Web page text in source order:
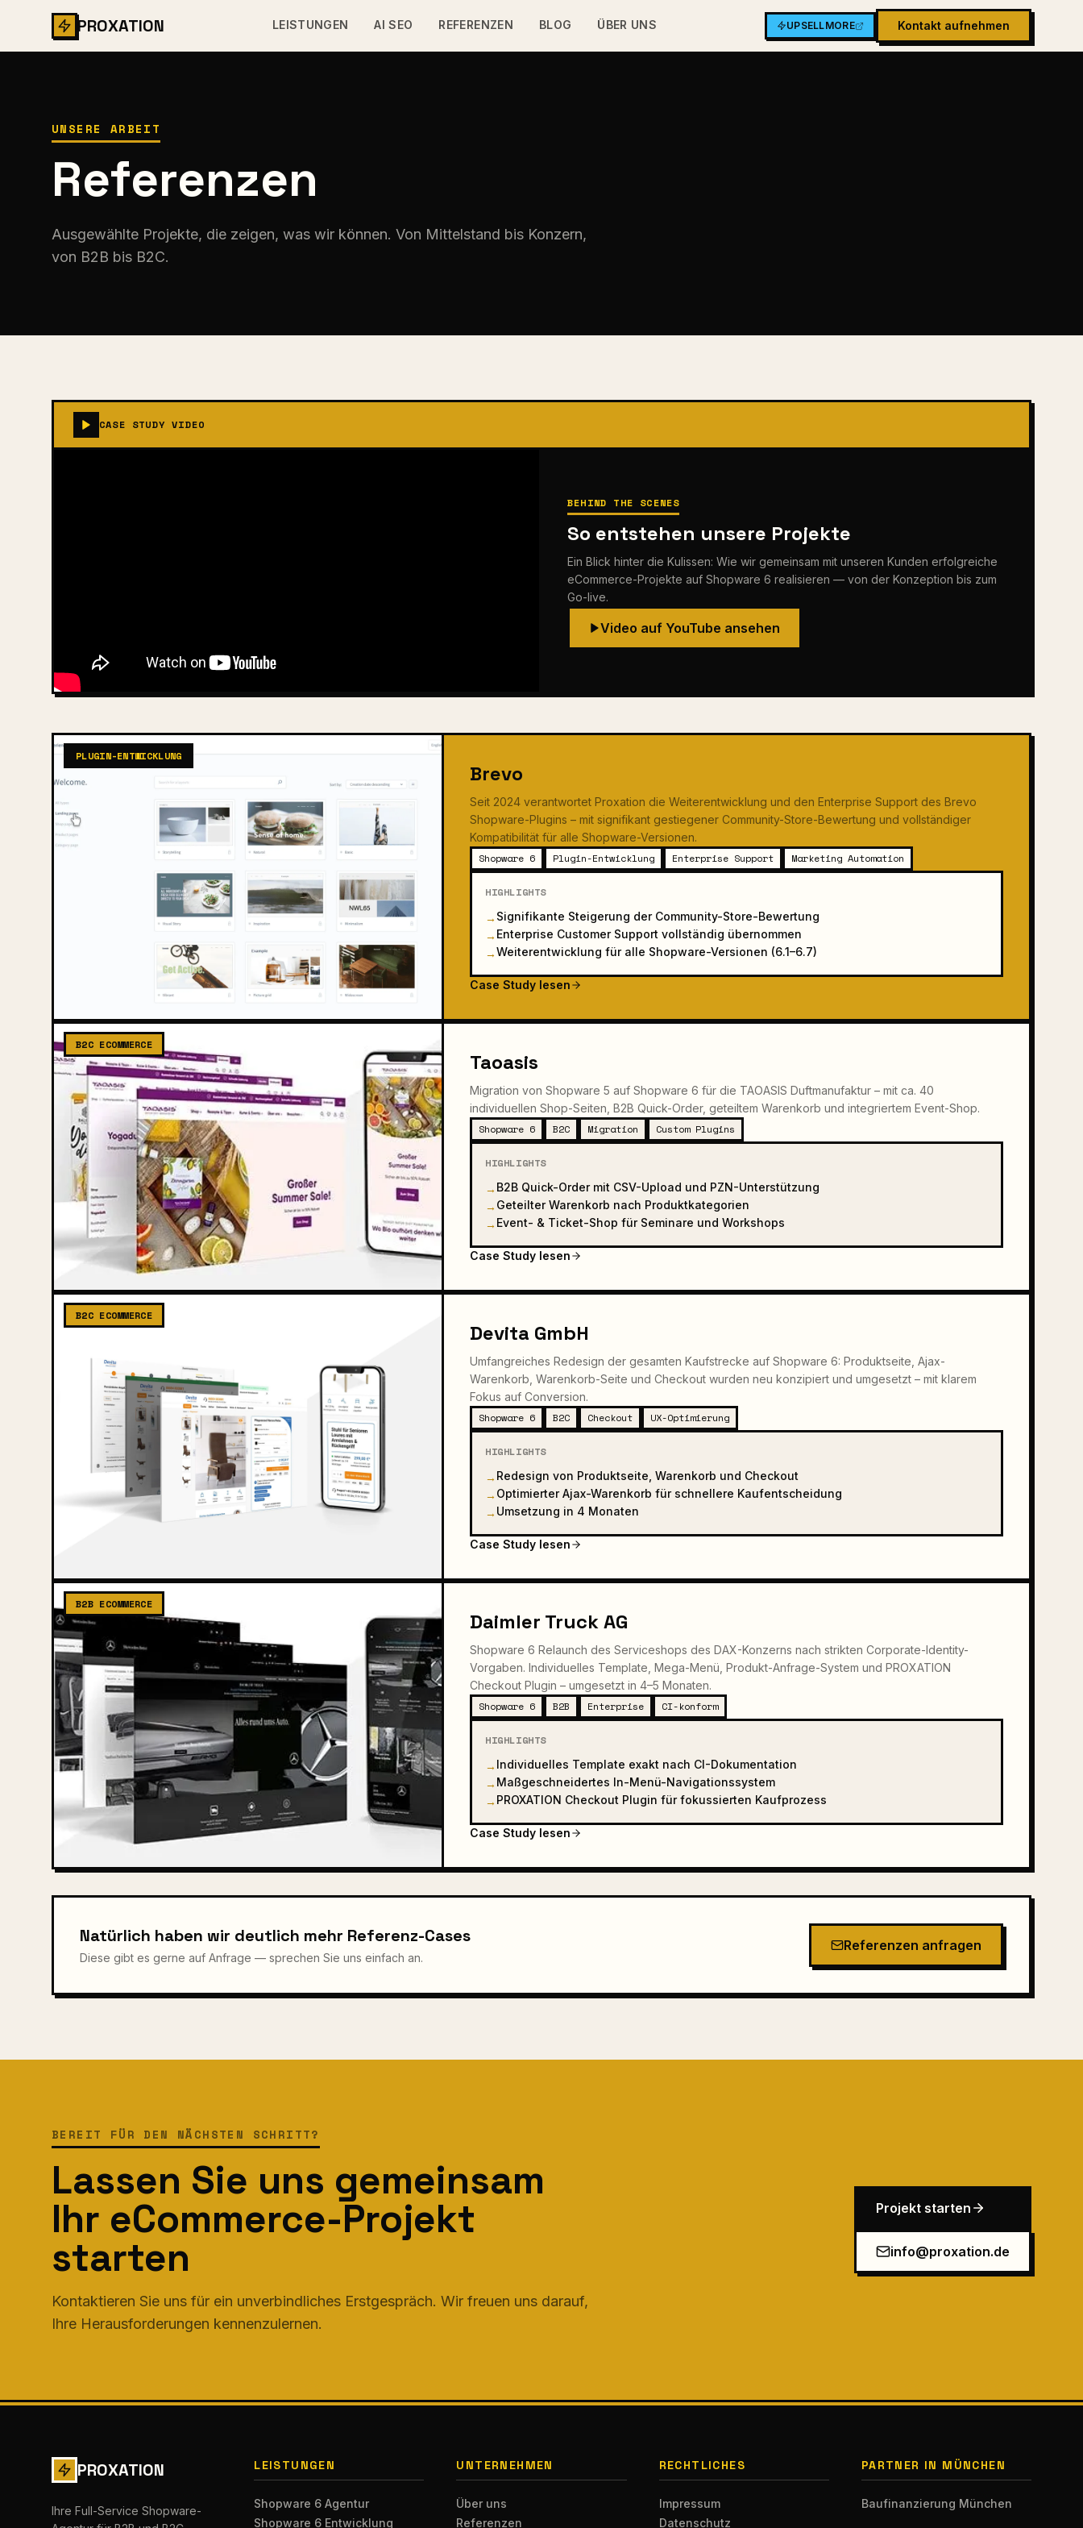
PROXATION LEISTUNGEN AI SEO REFERENZEN BLOG ÜBER UNS UPSELLMORE Kontakt aufnehmen
UNSERE ARBEIT
Referenzen
Ausgewählte Projekte, die zeigen, was wir können. Von Mittelstand bis Konzern,
von B2B bis B2C.
CASE STUDY VIDEO
BEHIND THE SCENES
So entstehen unsere Projekte
Ein Blick hinter die Kulissen: Wie wir gemeinsam mit unseren Kunden erfolgreiche
eCommerce-Projekte auf Shopware 6 realisieren — von der Konzeption bis zum
Go-live.
Video auf YouTube ansehen
PLUGIN-ENTWICKLUNG
Brevo
Seit 2024 verantwortet Proxation die Weiterentwicklung und den Enterprise Support des Brevo
Shopware-Plugins – mit signifikant gestiegener Community-Store-Bewertung und vollständiger
Kompatibilität für alle Shopware-Versionen.
Shopware 6
Plugin-Entwicklung Enterprise Support Marketing Automation
HIGHLIGHTS
→ Signifikante Steigerung der Community-Store-Bewertung
→ Enterprise Customer Support vollständig übernommen
→Weiterentwicklung für alle Shopware-Versionen (6.1–6.7)
Case Study lesen
B2C ECOMMERCE
Taoasis
Migration von Shopware 5 auf Shopware 6 für die TAOASIS Duftmanufaktur – mit ca. 40
individuellen Shop-Seiten, B2B Quick-Order, geteiltem Warenkorb und integriertem Event-Shop.
Shopware 6
B2C Migration Custom Plugins
HIGHLIGHTS
→ B2B Quick-Order mit CSV-Upload und PZN-Unterstützung
→ Geteilter Warenkorb nach Produktkategorien
→ Event- & Ticket-Shop für Seminare und Workshops
Case Study lesen
B2C ECOMMERCE
Devita GmbH
Umfangreiches Redesign der gesamten Kaufstrecke auf Shopware 6: Produktseite, Ajax-
Warenkorb, Warenkorb-Seite und Checkout wurden neu konzipiert und umgesetzt – mit klarem
Fokus auf Conversion.
Shopware 6
B2C Checkout UX-Optimierung
HIGHLIGHTS
→ Redesign von Produktseite, Warenkorb und Checkout
→ Optimierter Ajax-Warenkorb für schnellere Kaufentscheidung
→ Umsetzung in 4 Monaten
Case Study lesen
B2B ECOMMERCE
Daimler Truck AG
Shopware 6 Relaunch des Serviceshops des DAX-Konzerns nach strikten Corporate-Identity-
Vorgaben. Individuelles Template, Mega-Menü, Produkt-Anfrage-System und PROXATION
Checkout Plugin – umgesetzt in 4–5 Monaten.
Shopware 6
B2B Enterprise CI-konform
HIGHLIGHTS
→ Individuelles Template exakt nach CI-Dokumentation
→ Maßgeschneidertes In-Menü-Navigationssystem
→ PROXATION Checkout Plugin für fokussierten Kaufprozess
Case Study lesen
Natürlich haben wir deutlich mehr Referenz-Cases
Diese gibt es gerne auf Anfrage — sprechen Sie uns einfach an.
Referenzen anfragen
BEREIT FÜR DEN NÄCHSTEN SCHRITT?
Lassen Sie uns gemeinsam
Ihr eCommerce-Projekt
starten
Kontaktieren Sie uns für ein unverbindliches Erstgespräch. Wir freuen uns darauf,
Ihre Herausforderungen kennenzulernen.
Projekt starten
info@proxation.de
PROXATION
Ihre Full-Service Shopware-
LEISTUNGEN
Shopware 6 Agentur
Shopware 6 Entwicklung
UNTERNEHMEN
Über uns
Referenzen
RECHTLICHES
Impressum
Datenschutz
PARTNER IN MÜNCHEN
Baufinanzierung München